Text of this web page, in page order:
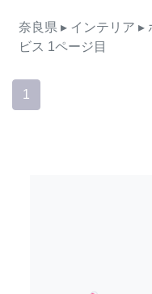
奈良県 ▸ インテリア ▸
ビス 1ページ目
1